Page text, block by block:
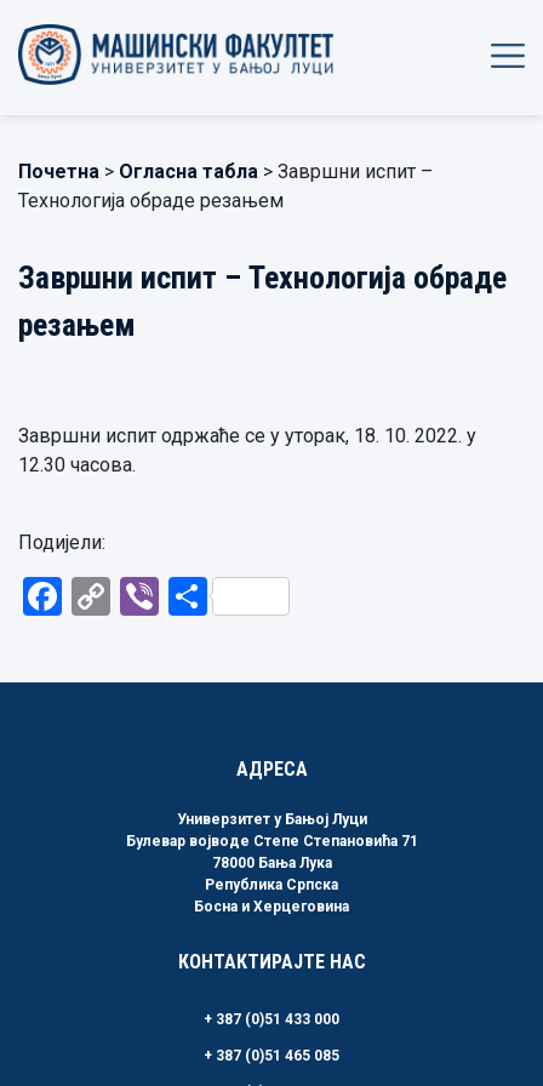
Почетна > Огласна табла > Завршни испит –
Технологија обраде резањем
Завршни испит – Технологија обраде
резањем
Завршни испит одржаће се у уторак, 18. 10. 2022. у
12.30 часова.
Подијели:
Facebook
CopyViberShare
АДРЕСА
Универзитет у Бањој Луци
Булевар војводе Степе Степановића 71
78000 Бања Лука
Република Српска
Босна и Херцеговина
КОНТАКТИРАЈТЕ НАС
+ 387 (0)51 433 000
+ 387 (0)51 465 085